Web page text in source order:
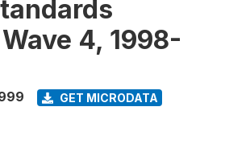
4, 1998-
GET MICRODATA